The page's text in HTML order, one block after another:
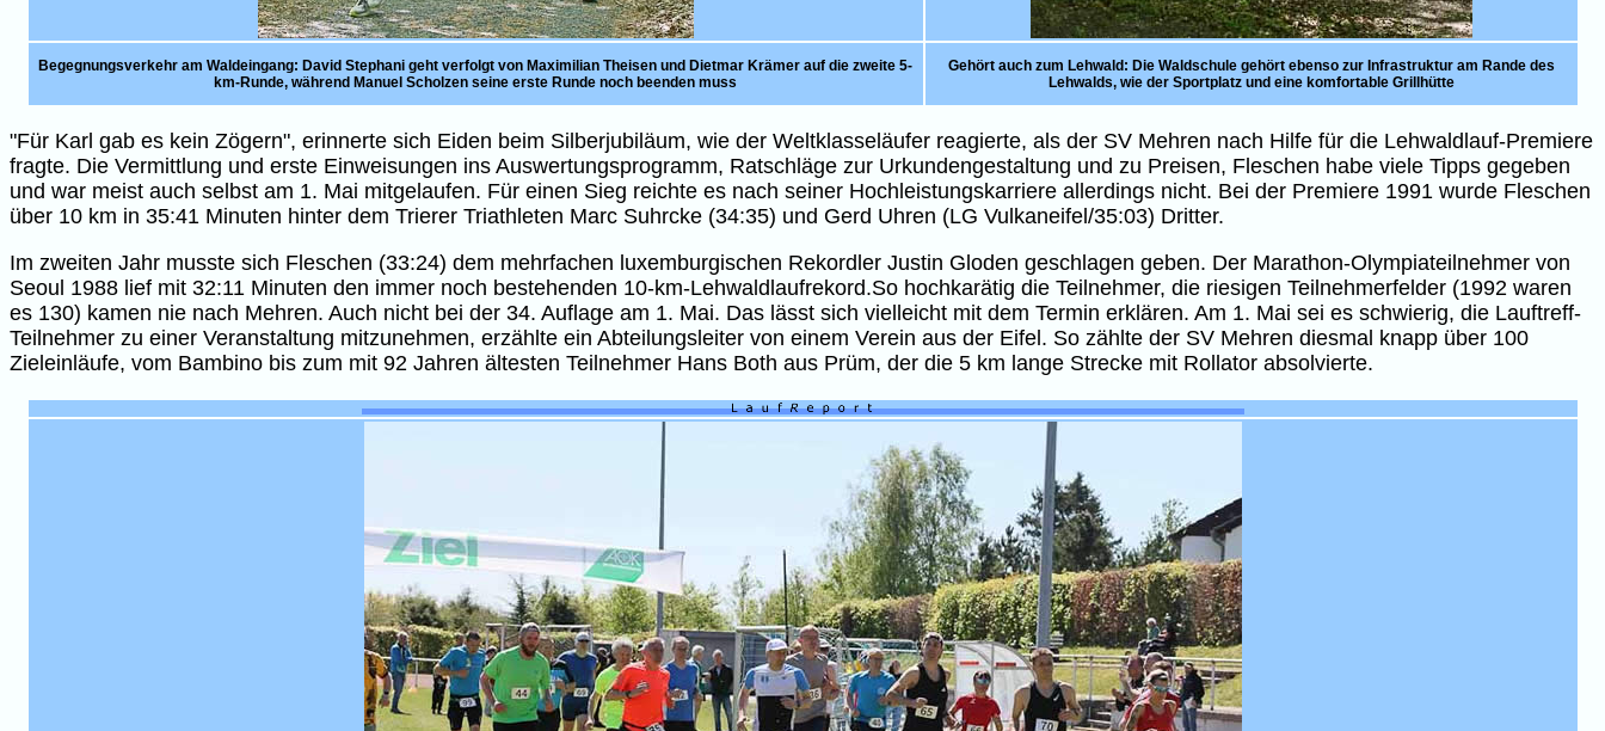
Begegnungsverkehr am Waldeingang: David Stephani geht verfolgt von Maximilian Theisen und Dietmar Krämer auf die zweite 5-
km-Runde, während Manuel Scholzen seine erste Runde noch beenden muss
Gehört auch zum Lehwald: Die Waldschule gehört ebenso zur Infrastruktur am Rande des
Lehwalds, wie der Sportplatz und eine komfortable Grillhütte
"Für Karl gab es kein Zögern", erinnerte sich Eiden beim Silberjubiläum, wie der Weltklasseläufer reagierte, als der SV Mehren nach Hilfe für die Lehwaldlauf-Premiere
fragte. Die Vermittlung und erste Einweisungen ins Auswertungsprogramm, Ratschläge zur Urkundengestaltung und zu Preisen, Fleschen habe viele Tipps gegeben
und war meist auch selbst am 1. Mai mitgelaufen. Für einen Sieg reichte es nach seiner Hochleistungskarriere allerdings nicht. Bei der Premiere 1991 wurde Fleschen
über 10 km in 35:41 Minuten hinter dem Trierer Triathleten Marc Suhrcke (34:35) und Gerd Uhren (LG Vulkaneifel/35:03) Dritter.
Im zweiten Jahr musste sich Fleschen (33:24) dem mehrfachen luxemburgischen Rekordler Justin Gloden geschlagen geben. Der Marathon-Olympiateilnehmer von
Seoul 1988 lief mit 32:11 Minuten den immer noch bestehenden 10-km-Lehwaldlaufrekord.So hochkarätig die Teilnehmer, die riesigen Teilnehmerfelder (1992 waren
es 130) kamen nie nach Mehren. Auch nicht bei der 34. Auflage am 1. Mai. Das lässt sich vielleicht mit dem Termin erklären. Am 1. Mai sei es schwierig, die Lauftreff-
Teilnehmer zu einer Veranstaltung mitzunehmen, erzählte ein Abteilungsleiter von einem Verein aus der Eifel. So zählte der SV Mehren diesmal knapp über 100
Zieleinläufe, vom Bambino bis zum mit 92 Jahren ältesten Teilnehmer Hans Both aus Prüm, der die 5 km lange Strecke mit Rollator absolvierte.